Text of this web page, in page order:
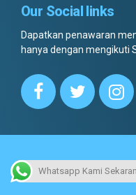
Our Social links
Dapatkan penawaran
hanya dengan mengikuti
Copyright © 2022.
Whatsapp Kami